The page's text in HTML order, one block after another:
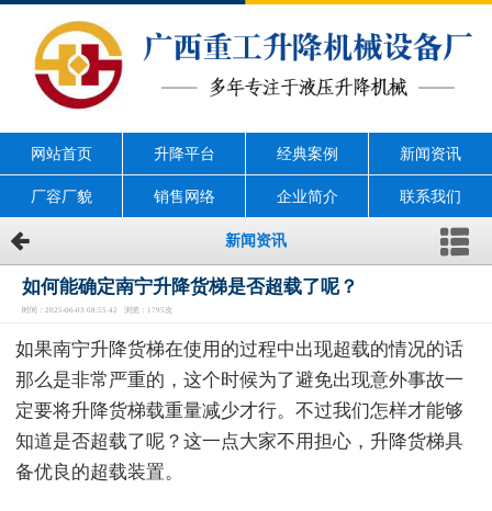
网站首页 升降平台 经典案例 新闻资讯
厂容厂貌 销售网络 企业简介 联系我们
新闻资讯
如何能确定南宁升降货梯是否超载了呢？
时间：2025-06-03 08:55:42 浏览：1795次
如果南宁升降货梯在使用的过程中出现超载的情况的话
那么是非常严重的，这个时候为了避免出现意外事故一
定要将升降货梯载重量减少才行。不过我们怎样才能够
知道是否超载了呢？这一点大家不用担心，升降货梯具
备优良的超载装置。